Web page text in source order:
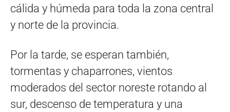
cálida y húmeda para toda la zona central
y norte de la provincia.
Por la tarde, se esperan también,
tormentas y chaparrones, vientos
moderados del sector noreste rotando al
sur, descenso de temperatura y una